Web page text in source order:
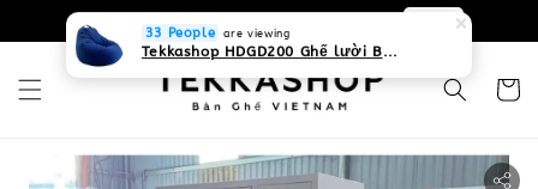
0931268840 Liên hệ với chúng tôi
33 People are viewing
Tekkashop HDGD200 Ghế lười Beanbag form truyền thống, chất liệu Olefin canvas kháng nước, màu xanh biển, có thể sử dụng trong nhà và cả ngoài trời, có quai xách